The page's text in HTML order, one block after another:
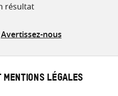
résultat
Avertissez-nous
MENTIONS LÉGALES